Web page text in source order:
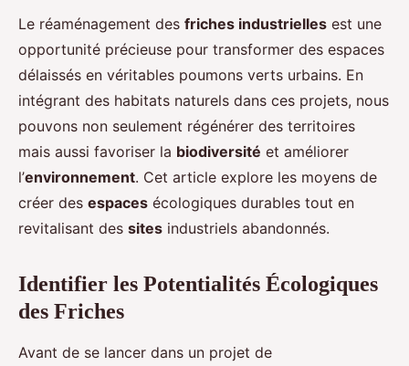
Le réaménagement des friches industrielles est une
opportunité précieuse pour transformer des espaces
délaissés en véritables poumons verts urbains. En
intégrant des habitats naturels dans ces projets, nous
pouvons non seulement régénérer des territoires
mais aussi favoriser la biodiversité et améliorer
l’environnement. Cet article explore les moyens de
créer des espaces écologiques durables tout en
revitalisant des sites industriels abandonnés.
Identifier les Potentialités Écologiques
des Friches
Avant de se lancer dans un projet de